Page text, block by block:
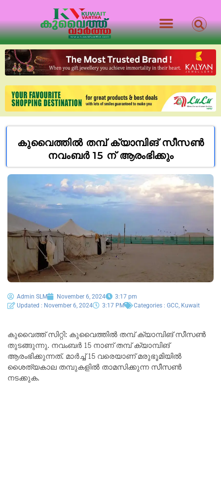
കുവൈത്തിൽ തമ്പ് ക്യാമ്പിങ് സീസൺ
നവംബർ 15 ന് ആരംഭിക്കും
Admin SLM November 6, 2024
3:17 pm
Updated : November 6, 2024
3:17 PM Categories : GCC Kuwait
കുവൈത്ത് സിറ്റി: കുവൈത്തിൽ തമ്പ് ക്യാമ്പിങ് സീസൺ
തുടങ്ങുന്നു. നവംബർ 15 നാണ് തമ്പ് ക്യാമ്പിങ്
ആരംഭിക്കുന്നത്. മാർച്ച് 15 വരെയാണ് മരുഭൂമിയിൽ
ശൈത്യകാല തമ്പുകളിൽ താമസിക്കുന്ന സീസൺ
നടക്കുക.